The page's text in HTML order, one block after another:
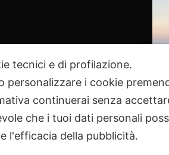
Pagamenti Sicuri
Webpesca è un brand Intent di
tecnici e di profilazione.
personalizzare i cookie
continuerai senza
che i tuoi dati personali
l'efficacia della pubblicità.